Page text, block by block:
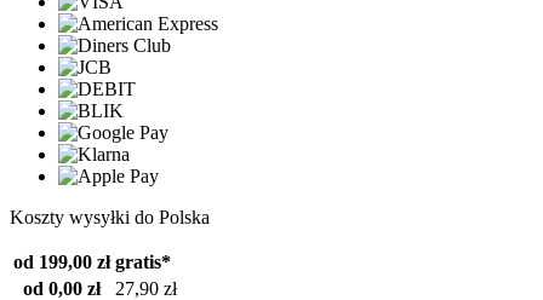
Koszty wysyłki do Polska
od 199,00 zł gratis*
od 0,00 zł
27,90 zł